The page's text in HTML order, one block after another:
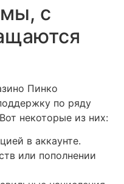
с
Пинко
по ряду
некоторые из них:
в аккаунте.
или пополнении